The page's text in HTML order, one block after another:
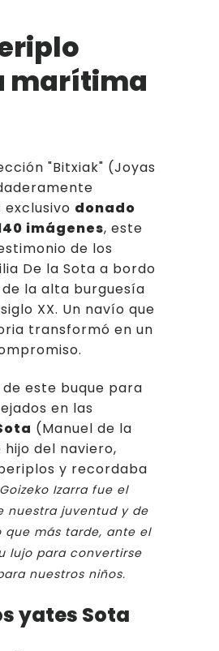
marítima
"Bitxiak" (Joyas
donado
imágenes, este
de los
De la Sota a bordo
la alta burguesía
XX. Un navío que
transformó en un
este buque para
en las
(Manuel de la
del naviero,
y recordaba
Izarra fue el
nuestra juventud y de
que más tarde, ante el
lujo para convertirse
nuestros niños.
yates Sota